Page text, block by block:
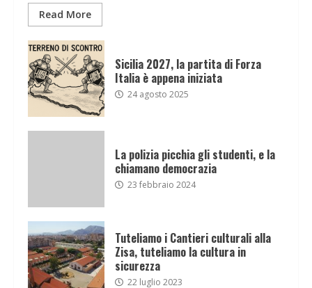
Read More
Sicilia 2027, la partita di Forza
Italia è appena iniziata
24 agosto 2025
La polizia picchia gli studenti, e la
chiamano democrazia
23 febbraio 2024
Tuteliamo i Cantieri culturali alla
Zisa, tuteliamo la cultura in
sicurezza
22 luglio 2023